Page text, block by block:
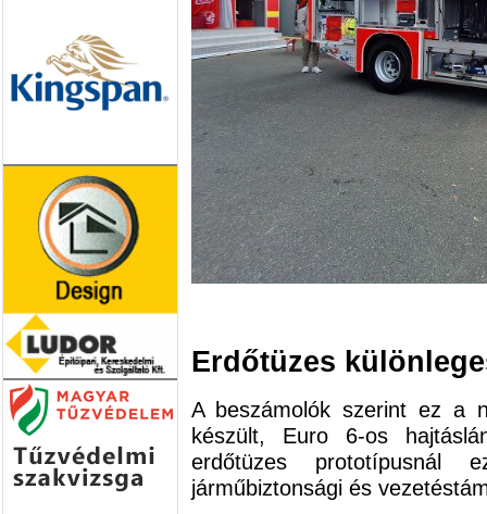
Erdőtüzes
A beszámolók szerint ez a
készült, Euro 6-os
erdőtüzes
járműbiztonsági és